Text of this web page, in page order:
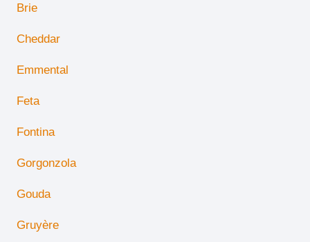
Brie
Cheddar
Emmental
Feta
Fontina
Gorgonzola
Gouda
Gruyère